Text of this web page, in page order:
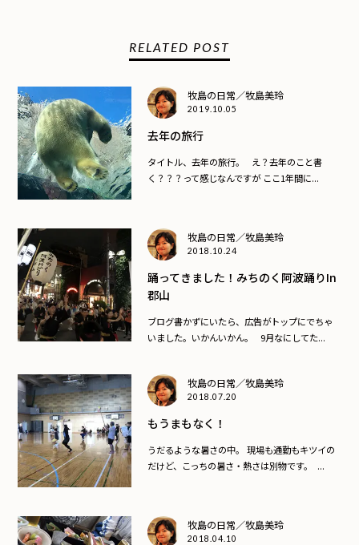
RELATED POST
牧島の日常／牧島美玲
2019.10.05
去年の旅行
タイトル、去年の旅行。 え？去年のこと書
く？？？って感じなんですが ここ1年間に...
牧島の日常／牧島美玲
2018.10.24
踊ってきました！みちのく阿波踊りin
郡山
ブログ書かずにいたら、広告がトップにでちゃ
いました。いかんいかん。 9月なにしてた...
牧島の日常／牧島美玲
2018.07.20
もうまもなく！
うだるような暑さの中。 現場も通勤もキツイの
だけど、こっちの暑さ・熱さは別物です。 ...
牧島の日常／牧島美玲
2018.04.10